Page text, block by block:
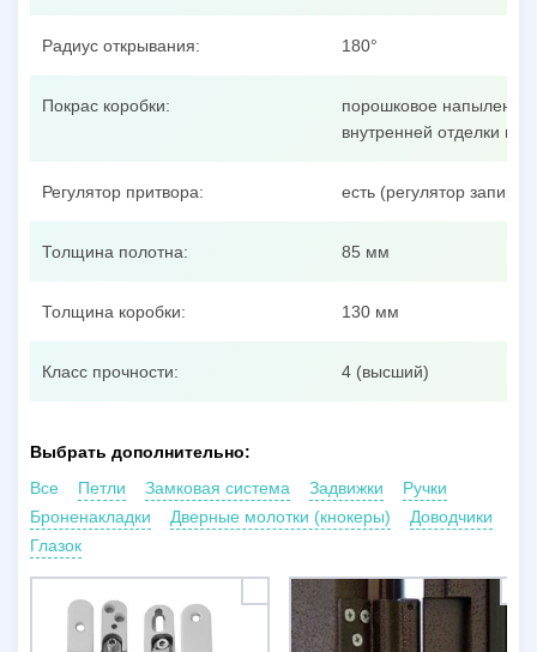
Радиус открывания: 180°
Покрас коробки:
порошковое напыление
внутренней отделки
Регулятор притвора: есть (регулятор
Толщина полотна: 85 мм
Толщина коробки: 130 мм
Класс прочности: 4 (высший)
Выбрать дополнительно:
Все
Петли Замковая система Задвижки
Ручки
Броненакладки
Дверные молотки (кнокеры)
Доводчики
Глазок